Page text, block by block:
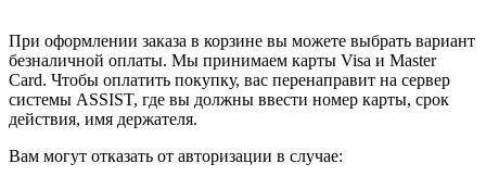
При оформлении заказа в корзине вы можете выбрать вариант
безналичной оплаты. Мы принимаем карты Visa и Master
Card. Чтобы оплатить покупку, вас перенаправит на сервер
системы ASSIST, где вы должны ввести номер карты, срок
действия, имя держателя.
Вам могут отказать от авторизации в случае: